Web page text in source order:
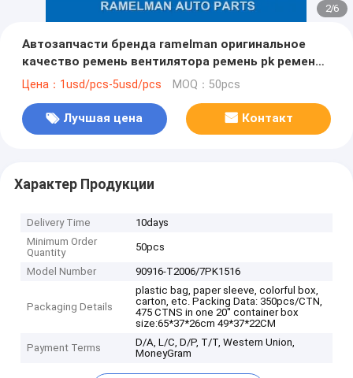
2/6
Автозапчасти бренда ramelman оригинальное
качество ремень вентилятора ремень pk ремень
поли v ремень для автомобиля toyota oem 90916-
Цена：1usd/pcs-5usd/pcs MOQ：50pcs
Лучшая цена Контакт
Характер Продукции
Delivery Time
10days
Minimum Order
Quantity
50pcs
Model Number 90916-T2006/7PK1516
Packaging Details
plastic bag, paper sleeve, colorful box,
carton, etc. Packing Data: 350pcs/CTN,
475 CTNS in one 20'' container box
size:65*37*26cm 49*37*22CM
Payment Terms
D/A, L/C, D/P, T/T, Western Union,
MoneyGram